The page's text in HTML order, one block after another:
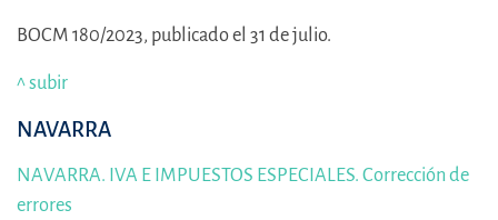
BOCM 180/2023, publicado el 31 de julio.
^ subir
NAVARRA
NAVARRA. IVA E IMPUESTOS ESPECIALES. Corrección de
errores